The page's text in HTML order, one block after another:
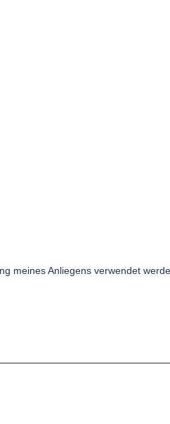
meines Anliegens verwendet